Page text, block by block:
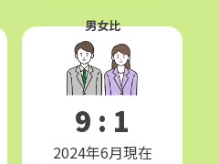
男女比
9 : 1
2024年6月現在